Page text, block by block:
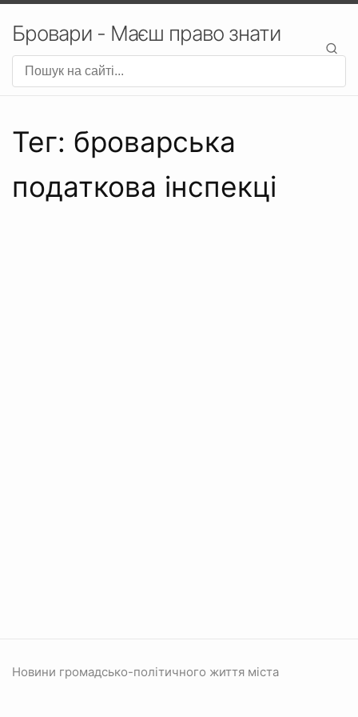
Бровари - Маєш право знати
Тег: броварська
податкова інспекці
Новини громадсько-політичного життя міста